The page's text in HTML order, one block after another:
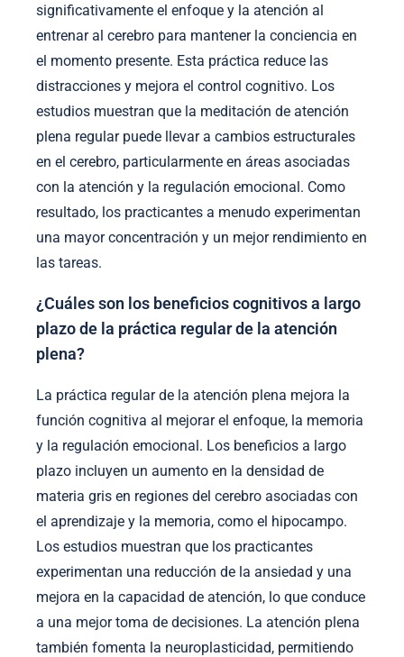
significativamente el enfoque y la atención al
entrenar al cerebro para mantener la conciencia en
el momento presente. Esta práctica reduce las
distracciones y mejora el control cognitivo. Los
estudios muestran que la meditación de atención
plena regular puede llevar a cambios estructurales
en el cerebro, particularmente en áreas asociadas
con la atención y la regulación emocional. Como
resultado, los practicantes a menudo experimentan
una mayor concentración y un mejor rendimiento en
las tareas.
¿Cuáles son los beneficios cognitivos a largo
plazo de la práctica regular de la atención
plena?
La práctica regular de la atención plena mejora la
función cognitiva al mejorar el enfoque, la memoria
y la regulación emocional. Los beneficios a largo
plazo incluyen un aumento en la densidad de
materia gris en regiones del cerebro asociadas con
el aprendizaje y la memoria, como el hipocampo.
Los estudios muestran que los practicantes
experimentan una reducción de la ansiedad y una
mejora en la capacidad de atención, lo que conduce
a una mejor toma de decisiones. La atención plena
también fomenta la neuroplasticidad, permitiendo